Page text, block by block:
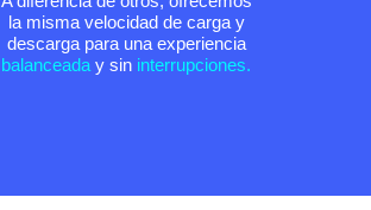
la misma velocidad de carga y
descarga para una experiencia
balanceada y sin interrupciones.